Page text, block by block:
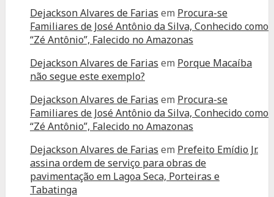
Dejackson Alvares de Farias em Procura-se
Familiares de José Antônio da Silva, Conhecido como
“Zé Antônio”, Falecido no Amazonas
Dejackson Alvares de Farias em Porque Macaíba
não segue este exemplo?
Dejackson Alvares de Farias em Procura-se
Familiares de José Antônio da Silva, Conhecido como
“Zé Antônio”, Falecido no Amazonas
Dejackson Alvares de Farias em Prefeito Emídio Jr.
assina ordem de serviço para obras de
pavimentação em Lagoa Seca, Porteiras e
Tabatinga